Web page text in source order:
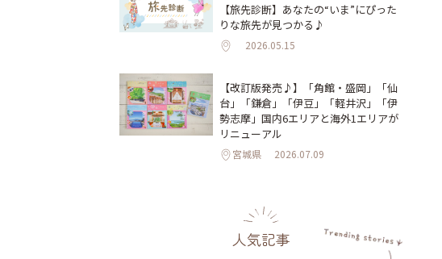
【旅先診断】あなたの“いま”にぴった
りな旅先が見つかる♪
2026.05.15
【改訂版発売♪】「角館・盛岡」「仙
台」「鎌倉」「伊豆」「軽井沢」「伊
勢志摩」国内6エリアと海外1エリアが
リニューアル
宮城県 2026.07.09
人気記事